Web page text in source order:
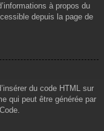
à propos du
depuis la page de
du code HTML sur
qui peut être générée par